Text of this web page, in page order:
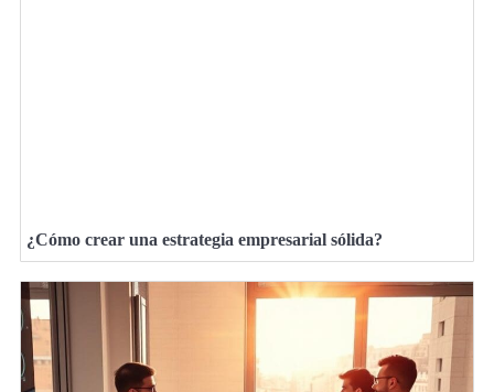
¿Cómo crear una estrategia empresarial sólida?